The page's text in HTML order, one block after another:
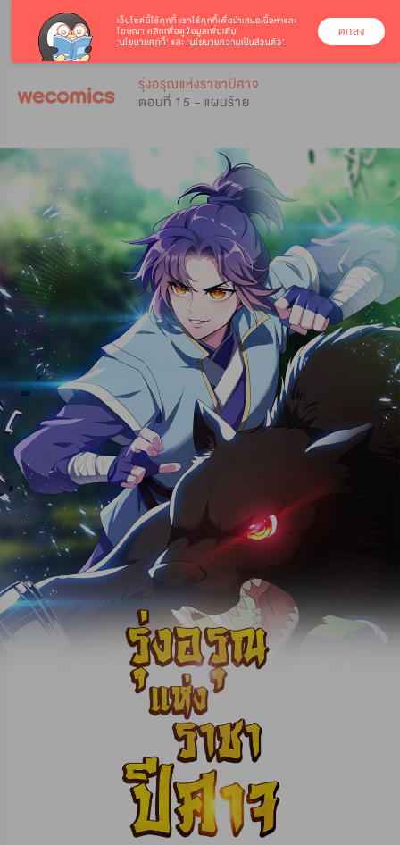
รุ่งอรุณแห่งราชาปีศาจ
ตอนที่ 15 - แผนร้าย
เว็บไซต์นี้ใช้คุกกี้ เราใช้คุกกี้เพื่อนำเสนอเนื้อหาและ
โฆษณา คลิกเพื่อดูข้อมูลเพิ่มเติม
‘นโยบายคุกกี้’ และ ‘นโยบายความเป็นส่วนตัว’
ตกลง